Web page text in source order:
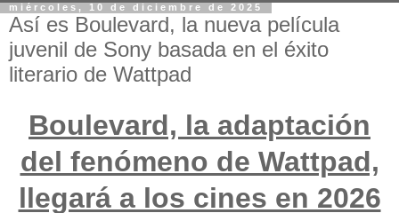
miércoles, 10 de diciembre de 2025
Así es Boulevard, la nueva película
juvenil de Sony basada en el éxito
literario de Wattpad
Boulevard, la adaptación
del fenómeno de Wattpad,
llegará a los cines en 2026